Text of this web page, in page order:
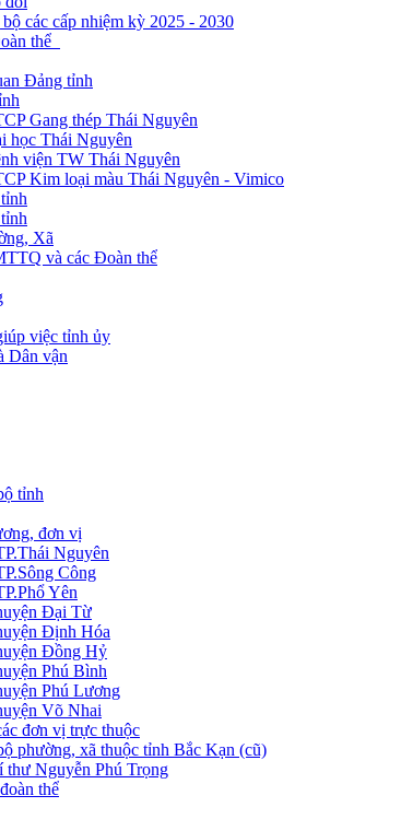
các cấp nhiệm kỳ 2025 - 2030
thể
Đảng tỉnh
Gang thép Thái Nguyên
học Thái Nguyên
viện TW Thái Nguyên
Kim loại màu Thái Nguyên - Vimico
Xã
và các Đoàn thể
việc tỉnh ủy
Dân vận
tỉnh
đơn vị
Nguyên
Công
Yên
Đại Từ
Định Hóa
Đồng Hỷ
Phú Bình
Phú Lương
Võ Nhai
đơn vị trực thuộc
phường, xã thuộc tỉnh Bắc Kạn (cũ)
thư Nguyễn Phú Trọng
thể